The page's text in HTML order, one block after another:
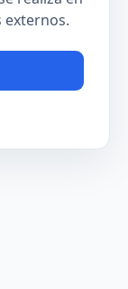
externos.